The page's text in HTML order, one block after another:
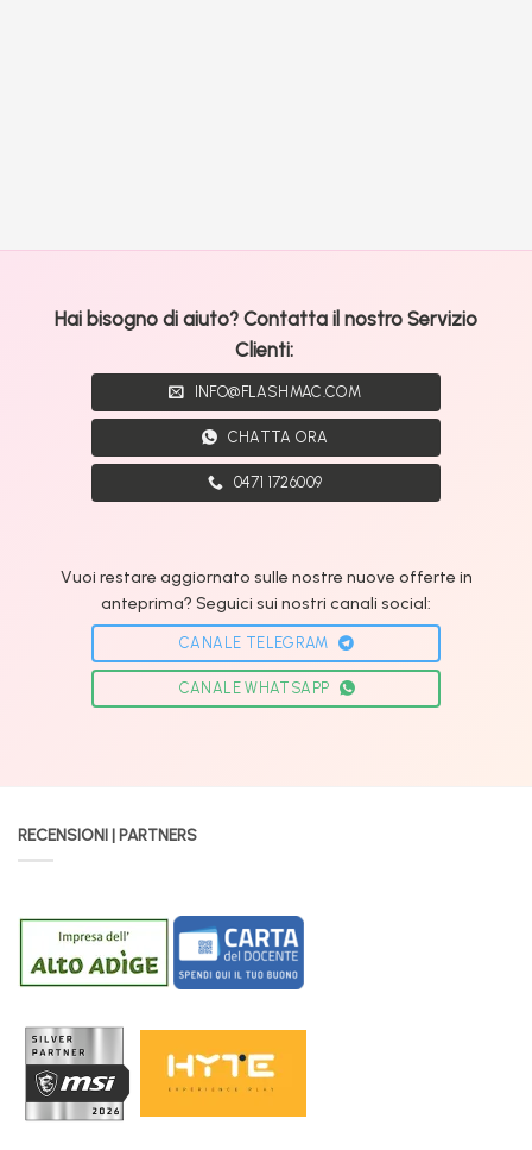
Hai bisogno di aiuto? Contatta il nostro Servizio
Clienti:
INFO@FLASHMAC.COM
CHATTA ORA
0471 1726009
Vuoi restare aggiornato sulle nostre nuove offerte in
anteprima? Seguici sui nostri canali social:
CANALE TELEGRAM
CANALE WHATSAPP
RECENSIONI | PARTNERS